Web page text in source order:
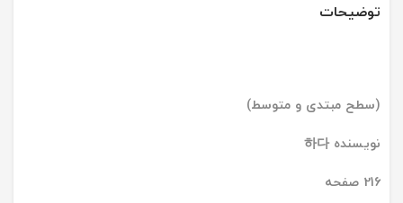
توضیحات
(سطح مبتدی و متوسط)
نویسنده 하다
216 صفحه